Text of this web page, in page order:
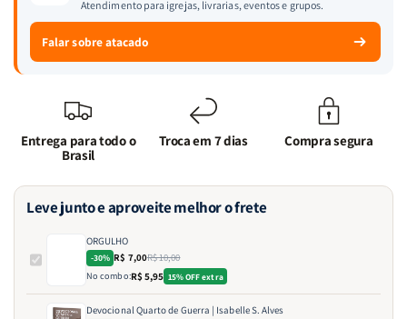
Atendimento para igrejas, livrarias, eventos e grupos.
Falar sobre atacado
Entrega para todo o
Brasil
Troca em 7 dias Compra segura
Leve junto e aproveite melhor o frete
ORGULHO
-30% R$ 7,00R$ 10,00
No combo:R$ 5,95 15% OFF extra
Devocional Quarto de Guerra | Isabelle S. Alves